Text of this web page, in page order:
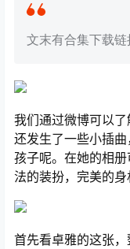
文末有合集下载链
我们通过微博可以
还发生了一些小插
孩子呢。在她的相
法的装扮，完美的身
首先看卓雅的这张